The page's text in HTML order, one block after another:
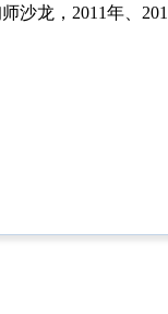
沙龙，2011年、